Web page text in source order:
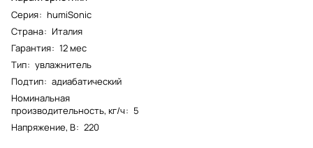
Серия: humiSonic
Страна: Италия
Гарантия: 12 мес
Тип: увлажнитель
Подтип: адиабатический
Номинальная
производительность, кг/ч: 5
Напряжение, В: 220